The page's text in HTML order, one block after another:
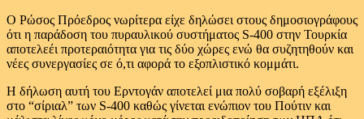
Ο Ρώσος Πρόεδρος νωρίτερα είχε δηλώσει στους δημοσιογράφους
ότι η παράδοση του πυραυλικού συστήματος S-400 στην Τουρκία
αποτελεέι προτεραιότητα για τις δύο χώρες ενώ θα συζητηθούν και
νέες συνεργασίες σε ό,τι αφορά το εξοπλιστικό κομμάτι.
Η δήλωση αυτή του Ερντογάν αποτελεί μια πολύ σοβαρή εξέλιξη
στο “σίριαλ” των S-400 καθώς γίνεται ενώπιον του Πούτιν και